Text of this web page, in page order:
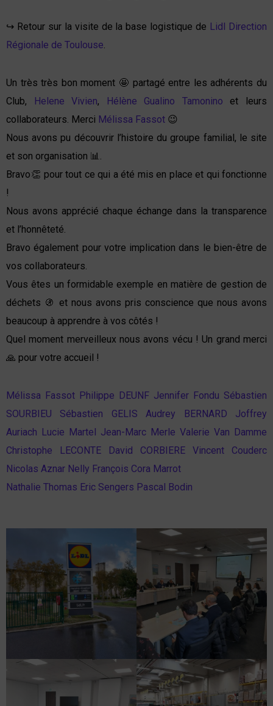
↪️ Retour sur la visite de la base logistique de Lidl Direction
Régionale de Toulouse.
Un très très bon moment 🤩 partagé entre les adhérents du
Club,
Helene Vivien, Hélène Gualino Tamonino et leurs
collaborateurs. Merci Mélissa Fassot 😉
Nous avons pu découvrir l’histoire du groupe familial, le site
et son organisation 📊.
Bravo👏 pour tout ce qui a été mis en place et qui fonctionne
!
Nous avons apprécié chaque échange dans la transparence
et l’honnêteté.
Bravo également pour votre implication dans le bien-être de
vos collaborateurs.
Vous êtes un formidable exemple en matière de gestion de
déchets 🚯 et nous avons pris conscience que nous avons
beaucoup à apprendre à vos côtés !
Quel moment merveilleux nous avons vécu ! Un grand merci
🙏 pour votre accueil !
Mélissa Fassot Philippe DEUNF Jennifer Fondu Sébastien
SOURBIEU
Sébastien GELIS Audrey BERNARD Joffrey
Auriach Lucie Martel Jean-Marc Merle Valerie Van Damme
Christophe LECONTE David CORBIERE
Vincent Couderc
Nicolas Aznar Nelly François Cora Marrot
Nathalie Thomas Eric Sengers Pascal Bodin